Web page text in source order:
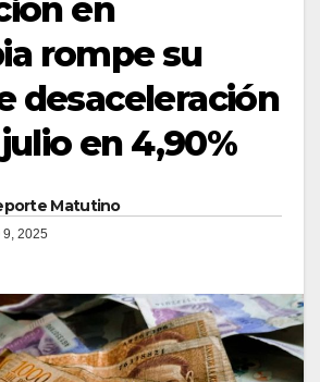
en
rompe su
desaceleración
en 4,90%
Matutino
9, 2025